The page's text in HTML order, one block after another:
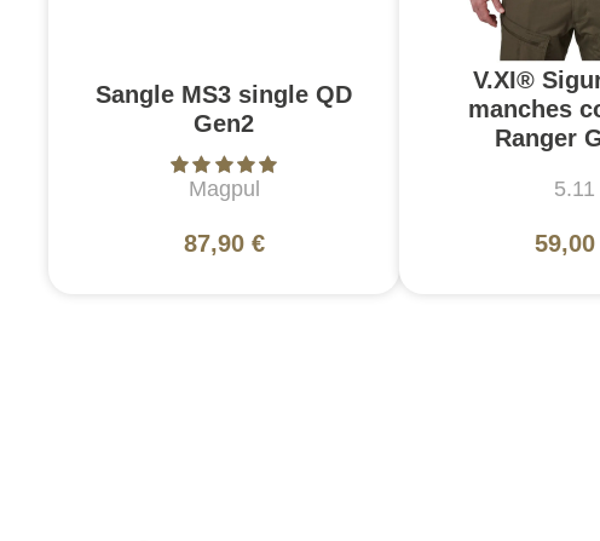
Sangle MS3 single QD
Gen2
Magpul
87,90 €
V.XI®
manches
Ranger
5.11
59,00